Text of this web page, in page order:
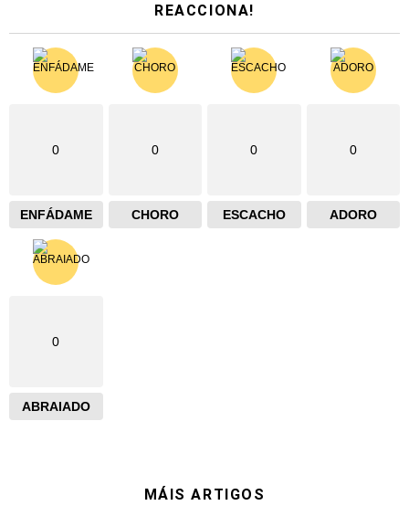
REACCIONA!
0
ENFÁDAME
0
CHORO
0
ESCACHO
0
ADORO
0
ABRAIADO
MÁIS ARTIGOS